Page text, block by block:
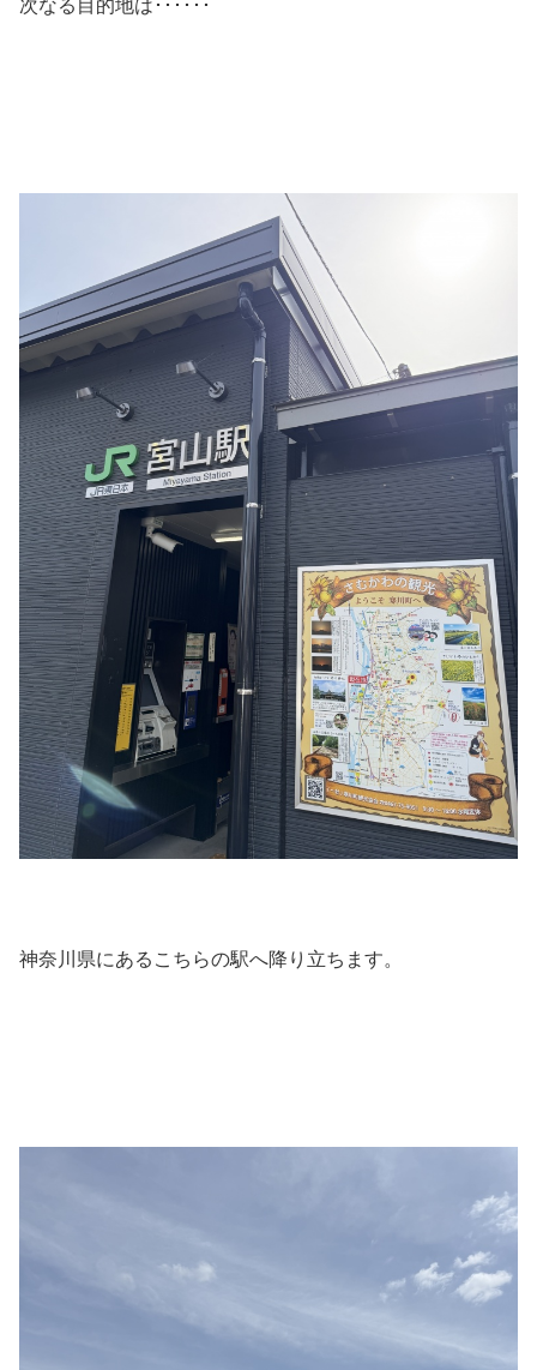
次なる目的地は･･････
神奈川県にあるこちらの駅へ降り立ちます。